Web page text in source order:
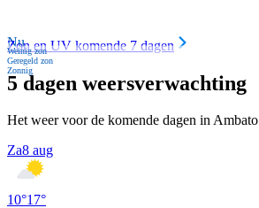
Nu
Weinig zon
Geregeld zon
Zonnig
Zon en UV komende 7 dagen
5 dagen weersverwachting
Het weer voor de komende dagen in Ambato
Za8 aug
10°17°